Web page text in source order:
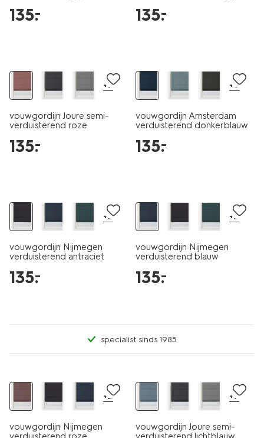
135.
– 135.
–
+7
vouwgordijn Joure semi-
verduisterend roze
135.
–
+8
vouwgordijn Amsterdam
verduisterend donkerblauw
135.
–
+2
vouwgordijn Nijmegen
verduisterend antraciet
135.
–
+2
vouwgordijn Nijmegen
verduisterend blauw
135.
–
specialist sinds 1985
+2
vouwgordijn Nijmegen
+7
vouwgordijn Joure semi-